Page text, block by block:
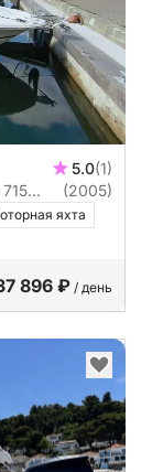
5.0(1)
(2005)
яхта
896 ₽ / день